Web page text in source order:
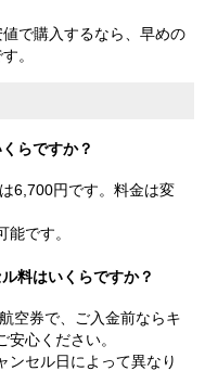
で購入するなら、早めの
。
らですか？
6,700円です。料金は変
です。
料はいくらですか？
空券で、ご入金前ならキ
心ください。
ンセル日によって異なり